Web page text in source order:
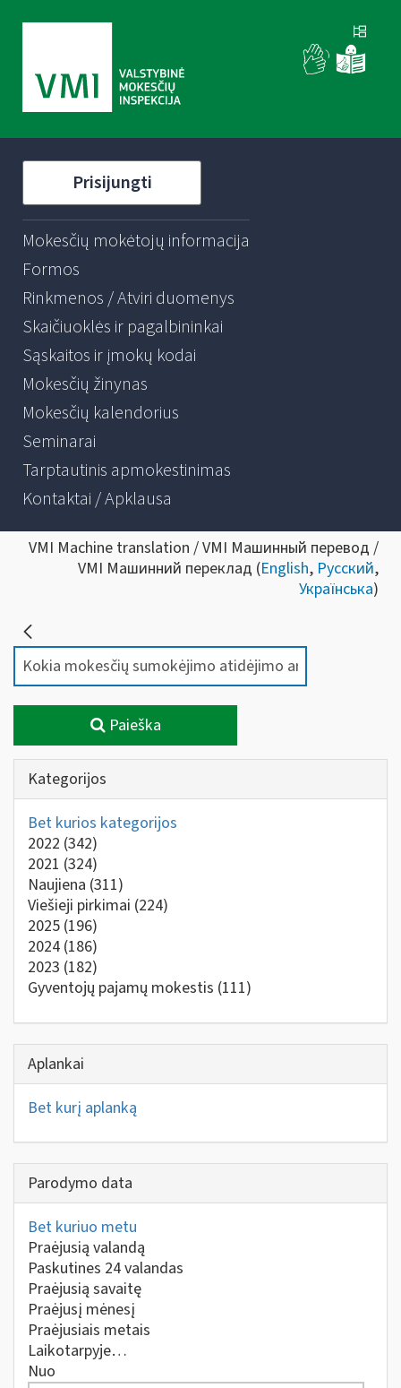
Prisijungti
Mokesčių mokėtojų informacija
Formos
Rinkmenos / Atviri duomenys
Skaičiuoklės ir pagalbininkai
Sąskaitos ir įmokų kodai
Mokesčių žinynas
Mokesčių kalendorius
Seminarai
Tarptautinis apmokestinimas
Kontaktai / Apklausa
VMI Machine translation / VMI Машинный перевод /
VMI Машинний переклад (English, Русский,
Українська)
Paieška
Kategorijos
Bet kurios kategorijos
2022 (342)
2021 (324)
Naujiena (311)
Viešieji pirkimai (224)
2025 (196)
2024 (186)
2023 (182)
Gyventojų pajamų mokestis (111)
Aplankai
Bet kurį aplanką
Parodymo data
Bet kuriuo metu
Praėjusią valandą
Paskutines 24 valandas
Praėjusią savaitę
Praėjusį mėnesį
Praėjusiais metais
Laikotarpyje…
Nuo